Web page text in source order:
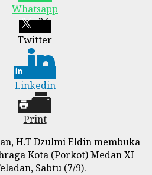
Whatsapp
Twitter
Linkedin
Print
H.T Dzulmi Eldin membuka
Kota (Porkot) Medan XI
Sabtu (7/9).